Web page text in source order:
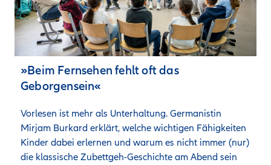
»Beim Fernsehen fehlt oft das
Geborgensein«
Vorlesen ist mehr als Unterhaltung. Germanistin
Mirjam Burkard erklärt, welche wichtigen Fähigkeiten
Kinder dabei erlernen und warum es nicht immer (nur)
die klassische Zubettgeh-Geschichte am Abend sein